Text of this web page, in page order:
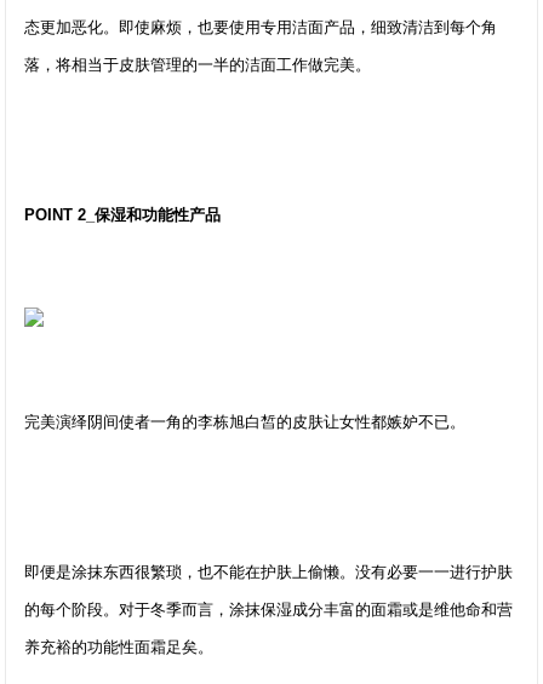
态更加恶化。即使麻烦，也要使用专用洁面产品，细致清洁到每个角
落，将相当于皮肤管理的一半的洁面工作做完美。
POINT 2_保湿和功能性产品
完美演绎阴间使者一角的李栋旭白皙的皮肤让女性都嫉妒不已。
即便是涂抹东西很繁琐，也不能在护肤上偷懒。没有必要一一进行护肤
的每个阶段。对于冬季而言，涂抹保湿成分丰富的面霜或是维他命和营
养充裕的功能性面霜足矣。